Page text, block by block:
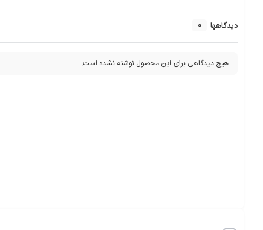
دیدگاهها 0
هیچ دیدگاهی برای این محصول نوشته نشده است.